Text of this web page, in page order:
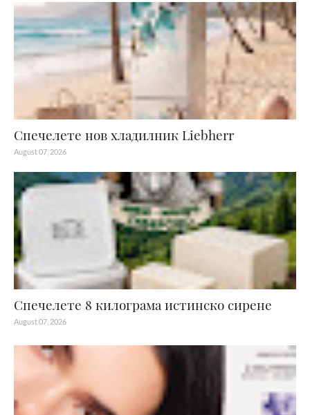
Спечелете нов хладилник Liebherr
August 07, 2026
Спечелете 8 килограма истинско сирене
August 07, 2026